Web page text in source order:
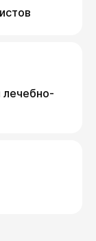
лечебно-